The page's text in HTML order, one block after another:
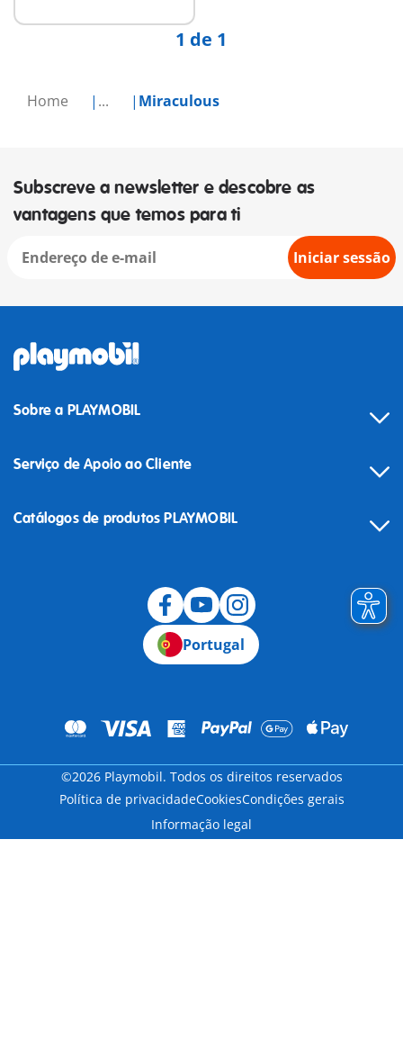
Home ... Miraculous
1 de 1
Subscreve a newsletter e descobre as
vantagens que temos para ti
Iniciar sessão
Sobre a PLAYMOBIL
Serviço de Apoio ao Cliente
Catálogos de produtos PLAYMOBIL
Portugal
©2026 Playmobil. Todos os direitos reservados
Política de privacidadeCookiesCondições gerais
Informação legal